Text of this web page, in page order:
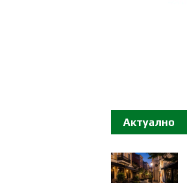
Актуално